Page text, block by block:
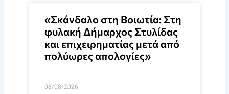
«Σκάνδαλο στη Βοιωτία: Στη
φυλακή Δήμαρχος Στυλίδας
και επιχειρηματίας μετά από
πολύωρες απολογίες»
08/08/2026